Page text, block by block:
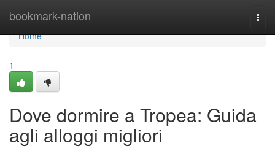
bookmark-nation
Home
Home
1
Dove dormire a Tropea: Guida
agli alloggi migliori